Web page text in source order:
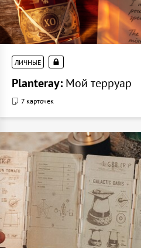
ЛИЧНЫЕ
Planteray: Мой терруар
7 карточек